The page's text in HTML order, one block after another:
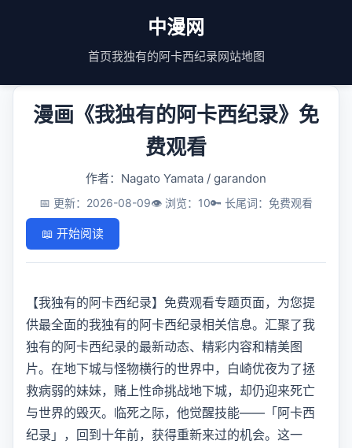
中漫网
首页我独有的阿卡西纪录网站地图
漫画《我独有的阿卡西纪录》免
费观看
作者：Nagato Yamata / garandon
📅 更新：2026-08-09👁️ 浏览：10🔑 长尾词：免费观看
📖 开始阅读
【我独有的阿卡西纪录】免费观看专题页面，为您提
供最全面的我独有的阿卡西纪录相关信息。汇聚了我
独有的阿卡西纪录的最新动态、精彩内容和精美图
片。在地下城与怪物横行的世界中，白崎优夜为了拯
救病弱的妹妹，赌上性命挑战地下城，却仍迎来死亡
与世界的毁灭。临死之际，他觉醒技能——「阿卡西
纪录」，回到十年前，获得重新来过的机会。这一